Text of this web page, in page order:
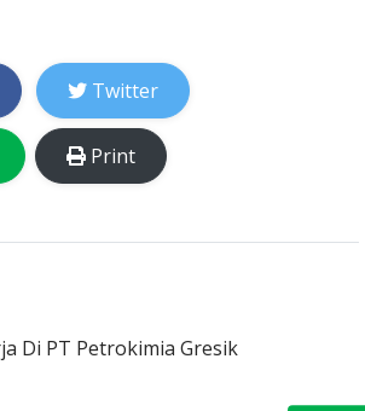
Twitter
Print
Di PT Petrokimia Gresik